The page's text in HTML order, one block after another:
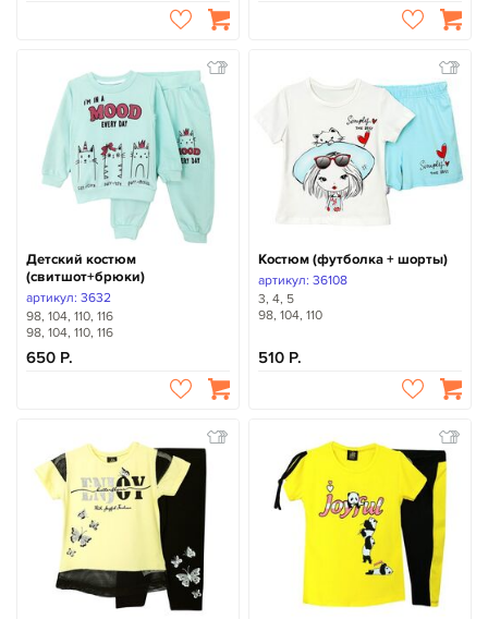
Детский костюм
(свитшот+брюки)
артикул: 3632
98, 104, 110, 116
98, 104, 110, 116
650
Костюм (футболка + шорты)
артикул: 36108
3, 4, 5
98, 104, 110
510